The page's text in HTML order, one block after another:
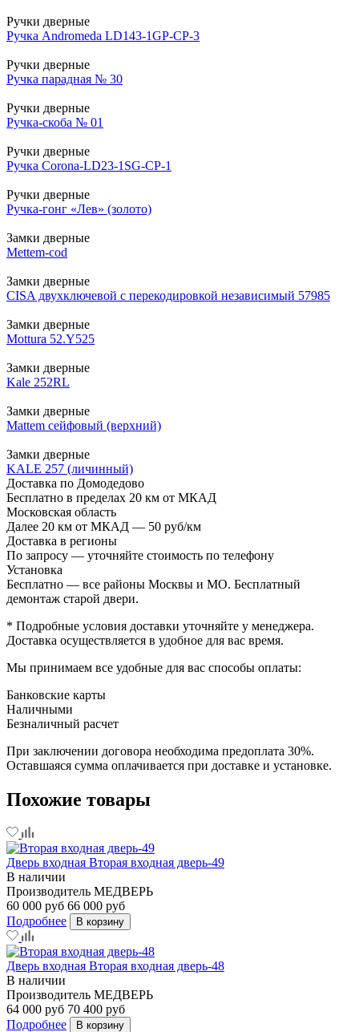
Ручки дверные
Ручка Andromeda LD143-1GP-CP-3
Ручки дверные
Ручка парадная № 30
Ручки дверные
Ручка-скоба № 01
Ручки дверные
Ручка Corona-LD23-1SG-CP-1
Ручки дверные
Ручка-гонг «Лев» (золото)
Замки дверные
Mettem-cod
Замки дверные
CISA двухключевой с перекодировкой независимый 57985
Замки дверные
Mottura 52.Y525
Замки дверные
Kale 252RL
Замки дверные
Mattem сейфовый (верхний)
Замки дверные
KALE 257 (личинный)
Доставка по Домодедово
Бесплатно в пределах 20 км от МКАД
Московская область
Далее 20 км от МКАД — 50 руб/км
Доставка в регионы
По запросу — уточняйте стоимость по телефону
Установка
Бесплатно — все районы Москвы и МО. Бесплатный
демонтаж старой двери.
* Подробные условия доставки уточняйте у менеджера.
Доставка осуществляется в удобное для вас время.
Мы принимаем все удобные для вас способы оплаты:
Банковские карты
Наличными
Безналичный расчет
При заключении договора необходима предоплата 30%.
Оставшаяся сумма оплачивается при доставке и установке.
Похожие товары
Дверь входная Вторая входная дверь-49
В наличии
Производитель МЕДВЕРЬ
60 000 руб 66 000 руб
Подробнее
В корзину
Дверь входная Вторая входная дверь-48
В наличии
Производитель МЕДВЕРЬ
64 000 руб 70 400 руб
Подробнее
В корзину